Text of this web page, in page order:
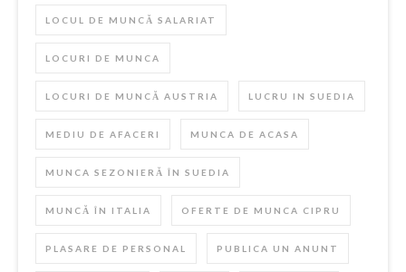
LOCUL DE MUNCĂ SALARIAT
LOCURI DE MUNCA
LOCURI DE MUNCĂ AUSTRIA LUCRU IN SUEDIA
MEDIU DE AFACERI MUNCA DE ACASA
MUNCA SEZONIERĂ ÎN SUEDIA
MUNCĂ ÎN ITALIA OFERTE DE MUNCA CIPRU
PLASARE DE PERSONAL PUBLICA UN ANUNT